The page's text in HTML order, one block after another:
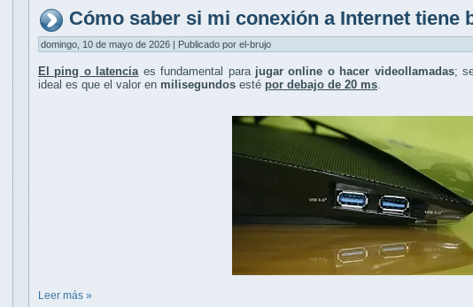
Cómo saber si mi conexión a Internet tiene
domingo, 10 de mayo de 2026 | Publicado por el-brujo
El ping o latenciaes fundamental para jugar online o hacer videollamadas;
ideal es que el valor en milisegundos esté por debajo de 20 ms.
Leer más »